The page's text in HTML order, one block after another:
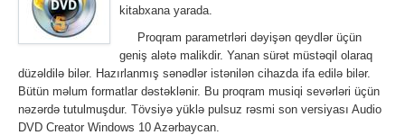
kitabxana yarada.
Proqram parametrləri dəyişən qeydlər üçün
geniş alətə malikdir. Yanan sürət müstəqil olaraq
düzəldilə bilər. Hazırlanmış sənədlər istənilən cihazda ifa edilə bilər.
Bütün məlum formatlar dəstəklənir. Bu proqram musiqi sevərləri üçün
nəzərdə tutulmuşdur. Tövsiyə yüklə pulsuz rəsmi son versiyası Audio
DVD Creator Windows 10 Azərbaycan.